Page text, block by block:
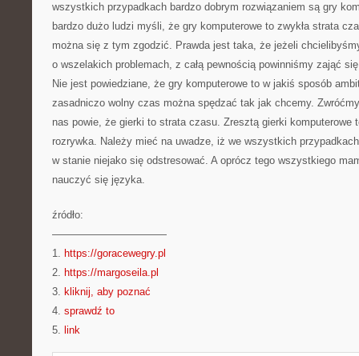
wszystkich przypadkach bardzo dobrym rozwiązaniem są gry
bardzo dużo ludzi myśli, że gry komputerowe to zwykła strata
można się z tym zgodzić. Prawda jest taka, że jeżeli
o wszelakich problemach, z całą pewnością powinniśmy zająć
Nie jest powiedziane, że gry komputerowe to w jakiś sposób
zasadniczo wolny czas można spędzać tak jak chcemy.
nas powie, że gierki to strata czasu. Zresztą gierki komputerowe
rozrywka. Należy mieć na uwadze, iż we wszystkich
w stanie niejako się odstresować. A oprócz tego wszystkiego
nauczyć się języka.
źródło:
———————————
1. https://goracewegry.pl
2. https://margoseila.pl
3. kliknij, aby poznać
4. sprawdź to
5. link